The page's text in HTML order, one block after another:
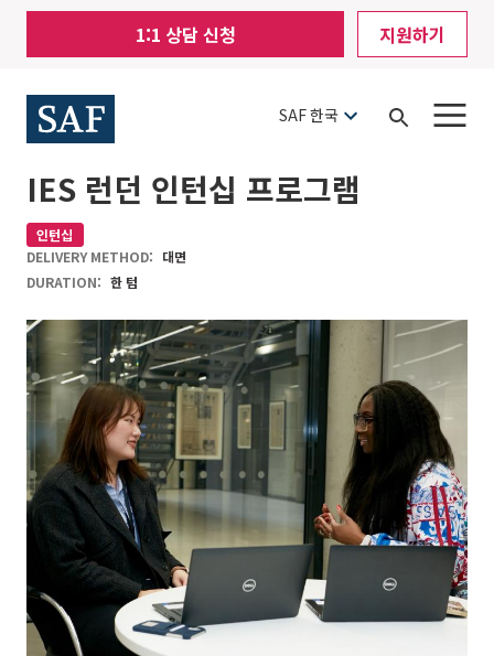
Skip
main
content
Utility
Menu
1:1 상담 신청 지원하기
SAF 한국
Open
IES 런던 인턴십 프로그램
인턴십
DELIVERY METHOD: 대면
DURATION: 한 텀